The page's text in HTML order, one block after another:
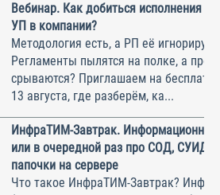
Вебинар. Как добиться исполнения
УП в компании?
Методология есть, а РП её
Регламенты пылятся на полке, а
срываются? Приглашаем на
13 августа, где разберём, ка...
ИнфраТИМ-Завтрак.
или в очередной раз про СОД, СУИД и
папочки на сервере
Что такое ИнфраТИМ-Завтрак?